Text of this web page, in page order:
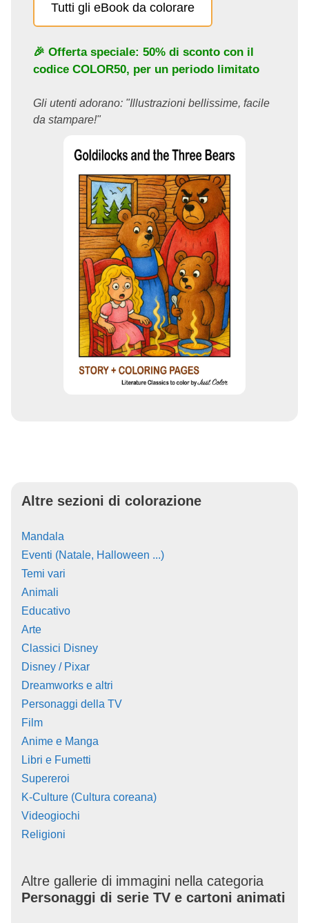
Tutti gli eBook da colorare
🎉 Offerta speciale: 50% di sconto con il
codice COLOR50, per un periodo limitato
Gli utenti adorano: "Illustrazioni bellissime, facile
da stampare!"
Altre sezioni di colorazione
Mandala
Eventi (Natale, Halloween ...)
Temi vari
Animali
Educativo
Arte
Classici Disney
Disney / Pixar
Dreamworks e altri
Personaggi della TV
Film
Anime e Manga
Libri e Fumetti
Supereroi
K-Culture (Cultura coreana)
Videogiochi
Religioni
Altre gallerie di immagini nella categoria
Personaggi di serie TV e cartoni animati